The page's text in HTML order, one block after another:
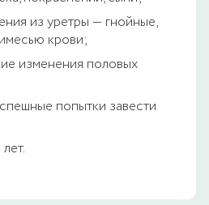
из уретры — гнойные,
крови;
изменения половых
попытки завести